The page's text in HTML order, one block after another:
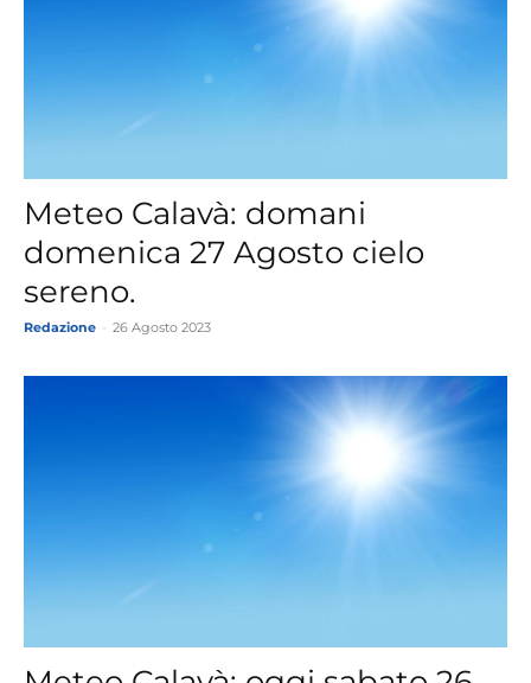
Meteo Calavà: domani
domenica 27 Agosto cielo
sereno.
Redazione 26 Agosto 2023